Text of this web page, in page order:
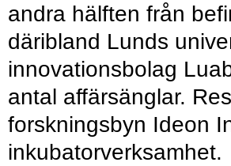
andra hälften från
däribland Lunds
innovationsbolag
antal affärsänglar.
forskningsbyn Ideon
inkubatorverksamhet.